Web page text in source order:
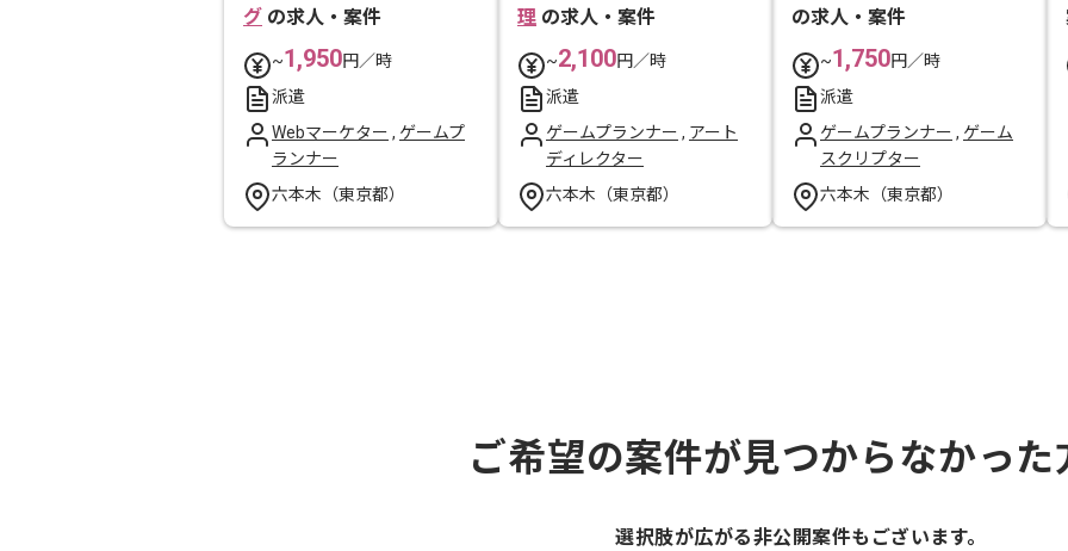
グ の求人・案件
~1,950円／時
派遣
Webマーケター , ゲームプ
ランナー
六本木（東京都）
理 の求人・案件
~2,100円／時
派遣
ゲームプランナー , アート
ディレクター
六本木（東京都）
の求人・案件
~1,750円／時
派遣
ゲームプランナー , ゲーム
スクリプター
六本木（東京都）
ご希望の案件が見つからなかった
選択肢が広がる非公開案件もございます。